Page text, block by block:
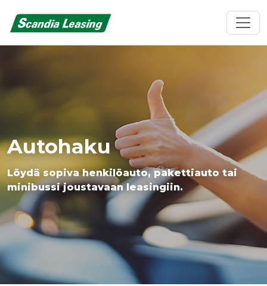
Autohaku
Löydä sopiva henkilöauto, pakettiauto tai
minibussi joustavaan leasingiin.